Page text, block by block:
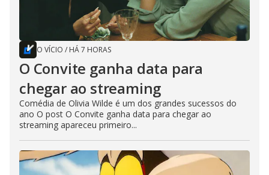
O VÍCIO / HÁ 7 HORAS
O Convite ganha data para
chegar ao streaming
Comédia de Olivia Wilde é um dos grandes sucessos do
ano O post O Convite ganha data para chegar ao
streaming apareceu primeiro...